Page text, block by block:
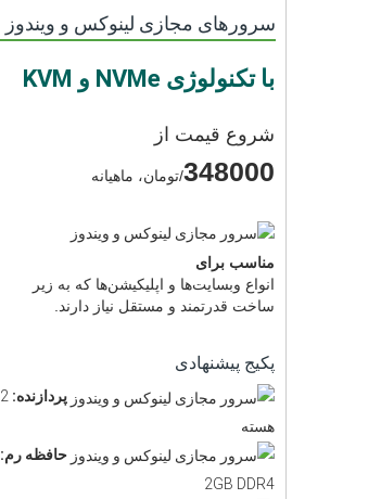
سرورهای مجازی لینوکس و ویندوز
با تکنولوژی NVMe و KVM
شروع قیمت از
348000/تومان، ماهیانه
مناسب برای
انواع وبسایت‌ها و اپلیکیشن‌ها که به زیر
ساخت قدرتمند و مستقل نیاز دارند.
پکیج پیشنهادی
پردازنده: 2
هسته
حافظه رم:
2GB DDR4